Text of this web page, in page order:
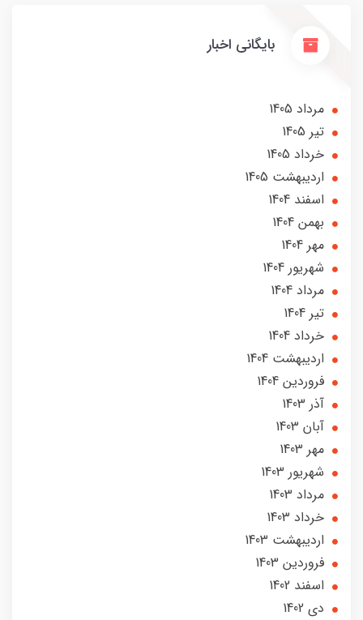
بایگانی اخبار
مرداد 1405
تير 1405
خرداد 1405
ارديبهشت 1405
اسفند 1404
بهمن 1404
مهر 1404
شهریور 1404
مرداد 1404
تير 1404
خرداد 1404
ارديبهشت 1404
فروردین 1404
آذر 1403
آبان 1403
مهر 1403
شهریور 1403
مرداد 1403
خرداد 1403
ارديبهشت 1403
فروردین 1403
اسفند 1402
دی 1402